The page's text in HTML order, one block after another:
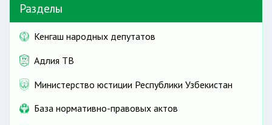
Разделы
Кенгаш народных депутатов
Адлия ТВ
Министерство юстиции Республики Узбекистан
База нормативно-правовых актов